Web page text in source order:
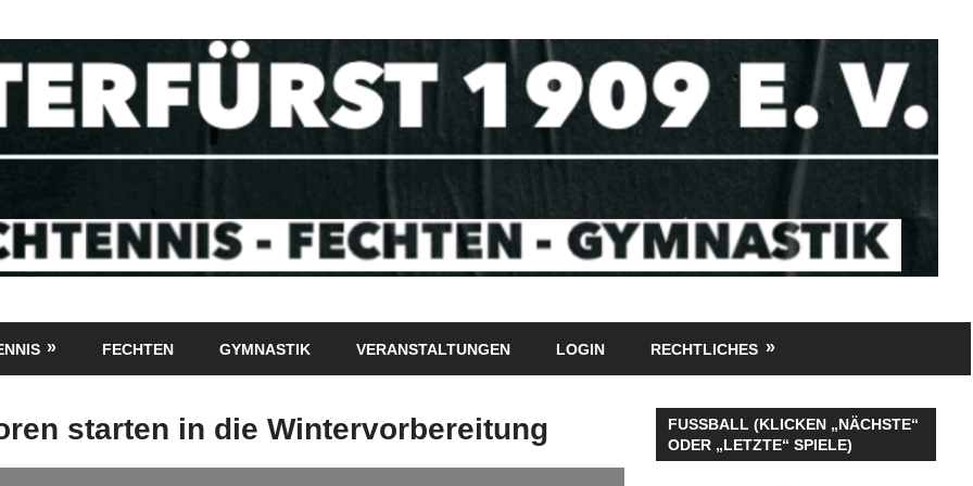
FECHTEN GYMNASTIK VERANSTALTUNGEN LOGIN RECHTLICHES
starten in die Wintervorbereitung
FUSSBALL (KLICKEN „NÄCHSTE“
ODER „LETZTE“ SPIELE)